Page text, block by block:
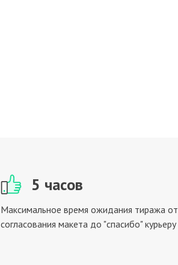
5 часов
Максимальное время ожидания тиража от
согласования макета до "спасибо" курьеру